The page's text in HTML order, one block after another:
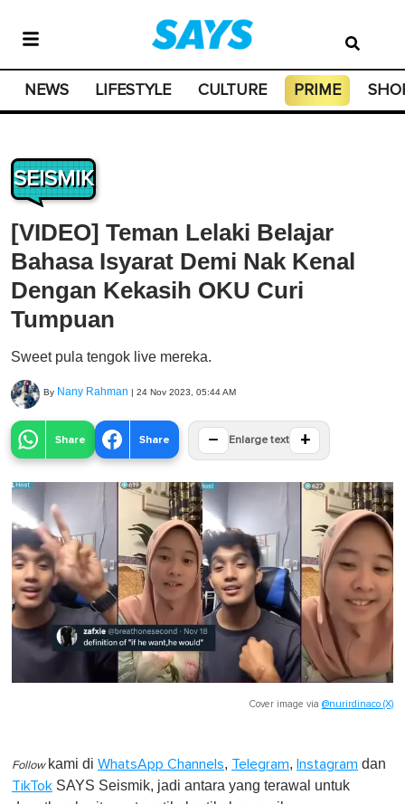
NEWS LIFESTYLE CULTURE PRIME
SEISMIK
[VIDEO] Teman Lelaki Belajar
Bahasa Isyarat Demi Nak Kenal
Dengan Kekasih OKU Curi
Tumpuan
Sweet pula tengok live mereka.
By Nany Rahman | 24 Nov 2023, 05:44 AM
Share Share − Enlarge text +
Cover image via @nurirdinaco (X)
Follow kami di WhatsApp Channels, Telegram, Instagram dan
TikTok SAYS Seismik, jadi antara yang terawal untuk